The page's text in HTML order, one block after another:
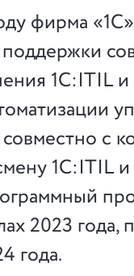
фирма
1С:ITIL
с
1С:ITIL
2023 года,
года.